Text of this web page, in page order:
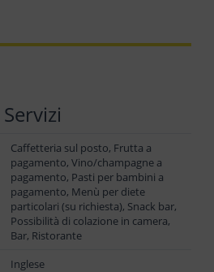
Servizi
Caffetteria sul posto, Frutta a
pagamento, Vino/champagne a
pagamento, Pasti per bambini a
pagamento, Menù per diete
particolari (su richiesta), Snack bar,
Possibilità di colazione in camera,
Bar, Ristorante
Inglese